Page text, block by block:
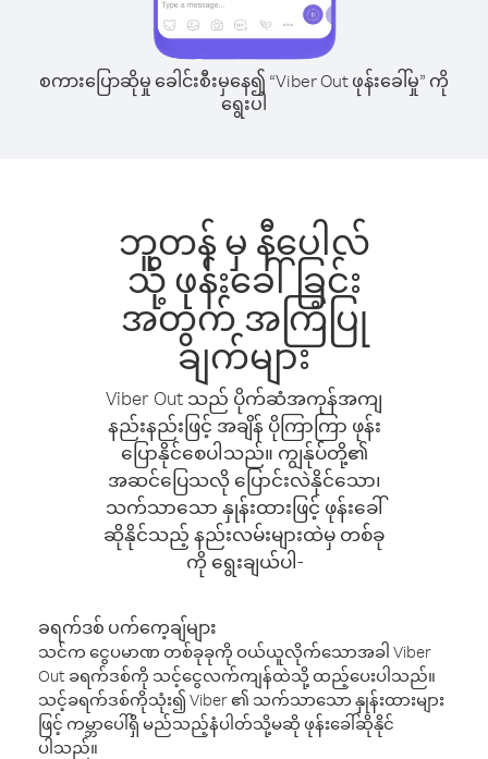
စကားပြောဆိုမှု ခေါင်းစီးမှနေ၍ “Viber Out ဖုန်းခေါ်မှု” ကို
ရွေးပါ
ဘူတန် မှ နီပေါလ်
သို့ ဖုန်းခေါ်ခြင်း
အတွက် အကြံပြု
ချက်များ
Viber Out သည် ပိုက်ဆံအကုန်အကျ
နည်းနည်းဖြင့် အချိန် ပိုကြာကြာ ဖုန်း
ပြောနိုင်စေပါသည်။ ကျွန်ုပ်တို့၏
အဆင်ပြေသလို ပြောင်းလဲနိုင်သော၊
သက်သာသော နှုန်းထားဖြင့် ဖုန်းခေါ်
ဆိုနိုင်သည့် နည်းလမ်းများထဲမှ တစ်ခု
ကို ရွေးချယ်ပါ-
ခရက်ဒစ် ပက်ကေ့ချ်များ
သင်က ငွေပမာဏ တစ်ခုခုကို ဝယ်ယူလိုက်သောအခါ Viber
Out ခရက်ဒစ်ကို သင့်ငွေလက်ကျန်ထဲသို့ ထည့်ပေးပါသည်။
သင့်ခရက်ဒစ်ကိုသုံး၍ Viber ၏ သက်သာသော နှုန်းထားများ
ဖြင့် ကမ္ဘာပေါ်ရှိ မည်သည့်နံပါတ်သို့မဆို ဖုန်းခေါ်ဆိုနိုင်
ပါသည်။